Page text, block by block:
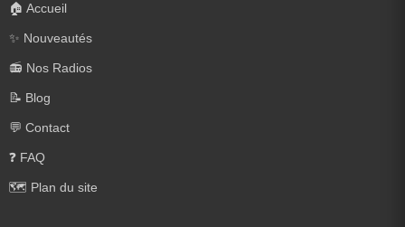
🏠 Accueil
✨ Nouveautés
📻 Nos Radios
📝 Blog
💬 Contact
❓ FAQ
🗺️ Plan du site